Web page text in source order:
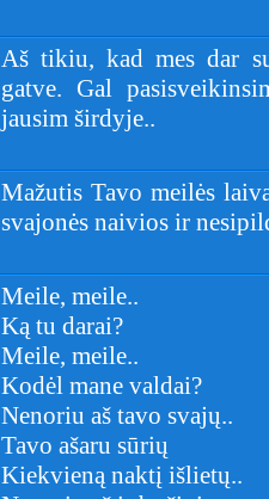
Aš tikiu, kad mes dar
gatve. Gal
jausim širdyje..
Mažutis Tavo meilės
svajonės naivios ir
Meile, meile..
Ką tu darai?
Meile, meile..
Kodėl mane valdai?
Nenoriu aš tavo svajų..
Tavo ašaru sūrių
Kiekvieną naktį išlietų..